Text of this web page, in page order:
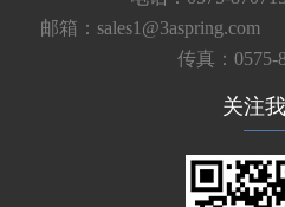
邮箱：sales1@3aspring.com
传真：0575-
关注